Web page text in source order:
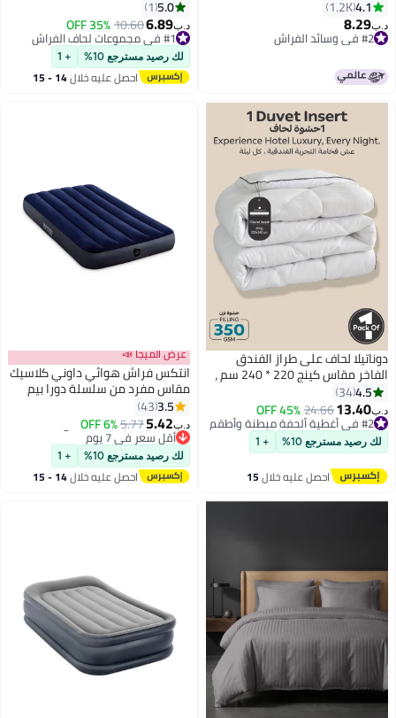
75x50سم4.1
1.2K
د.ب‏8.29
#2 في وسائد الفراش
بتخلّص بسرعة
#2 في وسائد الفراش
بمقاس توين مع نمط نسج السلة،
لحاف ناعم للسرير، غطاء لحاف هازل
لجميع الفصول (68" x 86")
5.0
1
د.ب‏6.89
10.60
35% OFF
#1 في مجموعات لحاف الفراش
#1 في مجموعات لحاف الفراش
لك رصيد مسترجع 10% + 1
احصل عليه خلال 14 - 15
دوناتيلا لحاف على طراز الفندق
الفاخر مقاس كينج 220 * 240 سم ،
علامات تبويب زاوية ، حشوة بديلة
فائقة النعومة ، أبيض
4.5
34
د.ب‏13.40
24.66
45% OFF
#2 في أغطية ألحفة مبطنة وأطقم
#2 في أغطية ألحفة مبطنة وأطقم
لك رصيد مسترجع 10% + 1
احصل عليه خلال15
عرض الميجا 📣
انتكس فراش هوائي داوني كلاسيك
مقاس مفرد من سلسلة دورا بيم
combination أزرق 99x191x25سم
3.5
43
د.ب‏5.42
5.77
6% OFF
#5 في أسّرة قابلة للنفخ
أقل سعر في 7 يوم
#5 في أسّرة قابلة للنفخ
لك رصيد مسترجع 10% + 1
احصل عليه خلال 14 - 15